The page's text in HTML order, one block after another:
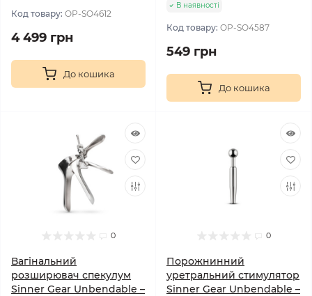
Код товару: OP-SO4612
4 499 грн
До кошика
В наявності
Код товару: OP-SO4587
549 грн
До кошика
0
Вагінальний
розширювач спекулум
Sinner Gear Unbendable –
0
Порожнинний
уретральний стимулятор
Sinner Gear Unbendable –